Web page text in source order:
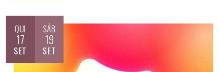
QUI
17
SET
SÁB
19
SET